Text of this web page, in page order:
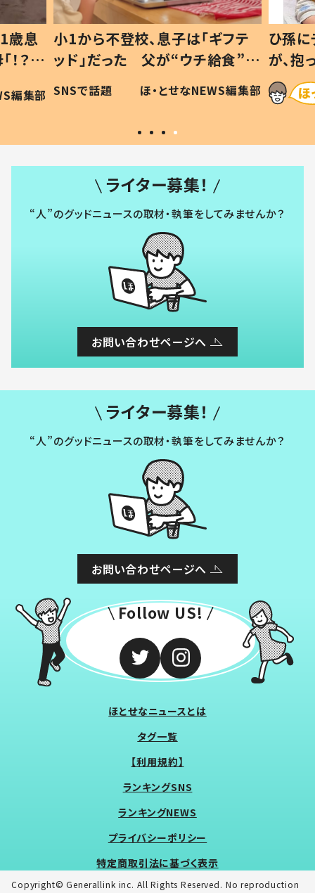
歳息
？」
編集部
小1から不登校、息子は「ギフテ
ッド」だった 父が“ウチ給食”を
作り続ける理由とは #令和の親
#令和の子
SNSで話題 ほ・とせなNEWS編集部
ひ孫
が、
「涙が
い」
ライター募集！
“人”のグッドニュースの取材・執筆をしてみませんか？
お問い合わせページへ
ライター募集！
“人”のグッドニュースの取材・執筆をしてみませんか？
お問い合わせページへ
Follow US!
ほとせなニュースとは
タグ一覧
【利用規約】
ランキングSNS
ランキングNEWS
プライバシーポリシー
特定商取引法に基づく表示
Copyright© Generallink inc. All Rights Reserved. No reproduction